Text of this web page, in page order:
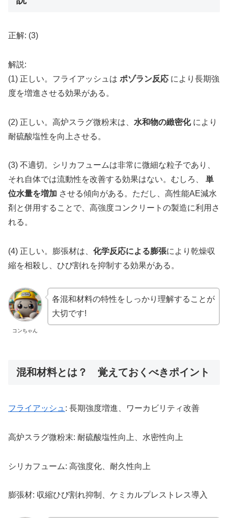
正解: (3)
解説:
(1) 正しい。フライアッシュは ポゾラン反応 により長期強
度を増進させる効果がある。
(2) 正しい。高炉スラグ微粉末は、 水和物の緻密化により
耐硫酸塩性を向上させる。
(3) 不適切。シリカフュームは非常に微細な粒子であり、
それ自体では流動性を改善する効果はない。むしろ、 単
位水量を増加 させる傾向がある。ただし、高性能AE減水
剤と併用することで、高強度コンクリートの製造に利用さ
れる。
(4) 正しい。膨張材は、 化学反応による膨張により乾燥収
縮を相殺し、ひび割れを抑制する効果がある。
コンちゃん
各混和材料の特性をしっかり理解することが
大切です!
混和材料とは？ 覚えておくべきポイント
フライアッシュ : 長期強度増進、ワーカビリティ改善
高炉スラグ微粉末: 耐硫酸塩性向上、水密性向上
シリカフューム: 高強度化、耐久性向上
膨張材: 収縮ひび割れ抑制、ケミカルプレストレス導入